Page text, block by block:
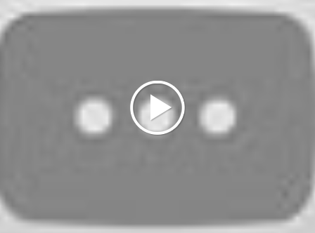
terrazza, cui si accede dalle scale a chiocciola
facciata curvilinea, vede la statua di Nettuno,
armato di tridente, che si erge in piedi sopra un
grosso delfino, dalla cui bocca sgorga l'acqua.